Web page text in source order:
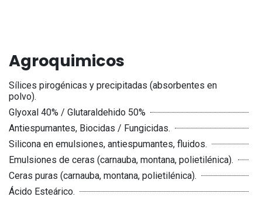
Agroquimicos
Sílices pirogénicas y precipitadas (absorbentes en
polvo).
Glyoxal 40% / Glutaraldehido 50%
Antiespumantes, Biocidas / Fungicidas.
Silicona en emulsiones, antiespumantes, fluidos.
Emulsiones de ceras (carnauba, montana, polietilénica).
Ceras puras (carnauba, montana, polietilénica).
Ácido Esteárico.